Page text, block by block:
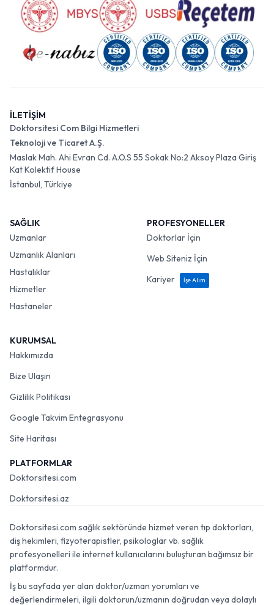
İLETİŞİM
Doktorsitesi Com Bilgi Hizmetleri
Teknoloji ve Ticaret A.Ş.
Maslak Mah. Ahi Evran Cd. A.O.S 55 Sokak No:2 Aksoy Plaza Giriş
Kat Kolektif House
İstanbul, Türkiye
SAĞLIK
Uzmanlar
Uzmanlık Alanları
Hastalıklar
Hizmetler
Hastaneler
PROFESYONELLER
Doktorlar İçin
Web Siteniz İçin
Kariyer
İşe Alım
KURUMSAL
Hakkımızda
Bize Ulaşın
Gizlilik Politikası
Google Takvim Entegrasyonu
Site Haritası
PLATFORMLAR
Doktorsitesi.com
Doktorsitesi.az
Doktorsitesi.com sağlık sektöründe hizmet veren tıp doktorları,
diş hekimleri, fizyoterapistler, psikologlar vb. sağlık
profesyonelleri ile internet kullanıcılarını buluşturan bağımsız bir
platformdur.
İş bu sayfada yer alan doktor/uzman yorumları ve
değerlendirmeleri, ilgili doktorun/uzmanın doğrudan veya dolaylı